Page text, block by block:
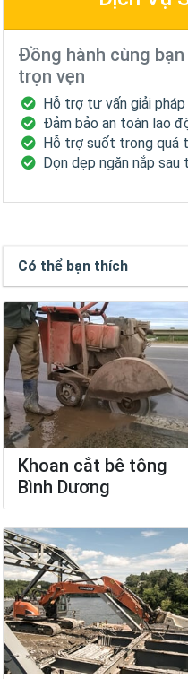
Đồng hành cùng
trọn vẹn
Hỗ trợ tư vấn giải
Đảm bảo an toàn lao
Hỗ trợ suốt trong quá
Dọn dẹp ngăn nắp sau
Có thể bạn thích
Khoan cắt bê tông
Bình Dương